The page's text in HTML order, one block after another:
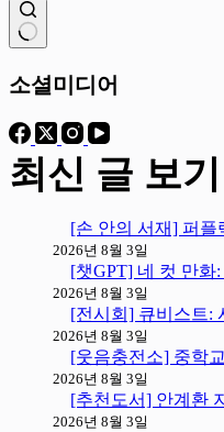
과
음
소셜미디어
최신 글 보기
[손 안의 서재] 퍼플
2026년 8월 3일
[챗GPT] 네 컷 만화
2026년 8월 3일
[전시회] 큐비스트:
2026년 8월 3일
[웃음충전소] 중학
2026년 8월 3일
[추천도서] 안계환
2026년 8월 3일